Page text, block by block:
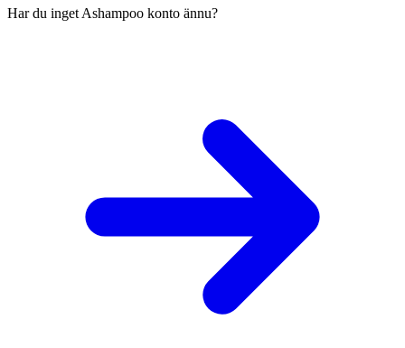
Har du inget Ashampoo konto ännu?